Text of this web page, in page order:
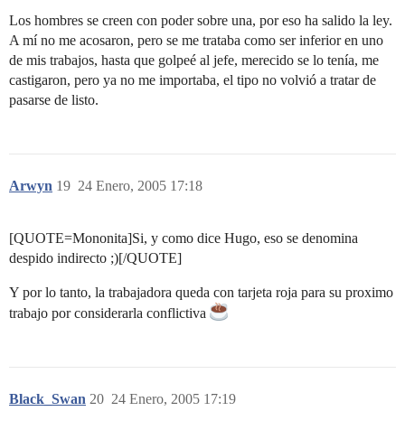
Los hombres se creen con poder sobre una, por eso ha salido la ley.
A mí no me acosaron, pero se me trataba como ser inferior en uno
de mis trabajos, hasta que golpeé al jefe, merecido se lo tenía, me
castigaron, pero ya no me importaba, el tipo no volvió a tratar de
pasarse de listo.
Arwyn 24 Enero, 2005 17:18
19
[QUOTE=Mononita]Si, y como dice Hugo, eso se denomina
despido indirecto ;)[/QUOTE]
Y por lo tanto, la trabajadora queda con tarjeta roja para su proximo
trabajo por considerarla conflictiva
Black_Swan 24 Enero, 2005 17:19
20